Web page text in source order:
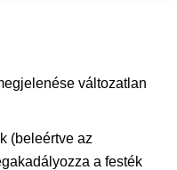
változatlan
(beleértve az
a festék